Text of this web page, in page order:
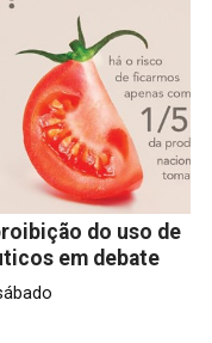
do uso de
em debate